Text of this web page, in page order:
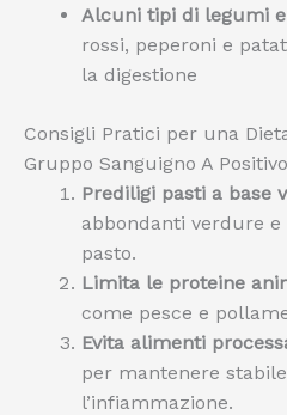
Alcuni tipi di legumi
rossi, peperoni e
la digestione
Consigli Pratici per una
Gruppo Sanguigno A Positivo
Prediligi pasti a base
abbondanti verdure
pasto.
Limita le proteine
come pesce e
Evita alimenti
per mantenere
l’infiammazione.